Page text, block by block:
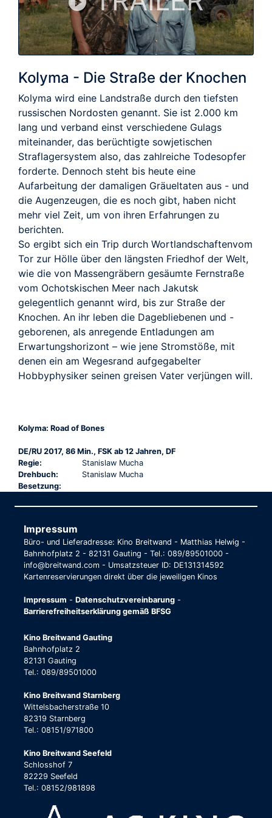
Kolyma - Die Straße der Knochen
Kolyma wird eine Landstraße durch den tiefsten
russischen Nordosten genannt. Sie ist 2.000 km
lang und verband einst verschiedene Gulags
miteinander, das berüchtigte sowjetischen
Straflagersystem also, das zahlreiche Todesopfer
forderte. Dennoch steht bis heute eine
Aufarbeitung der damaligen Gräueltaten aus - und
die Augenzeugen, die es noch gibt, haben nicht
mehr viel Zeit, um von ihren Erfahrungen zu
berichten.
So ergibt sich ein Trip durch Wortlandschaftenvom
Tor zur Hölle über den längsten Friedhof der Welt,
wie die von Massengräbern gesäumte Fernstraße
vom Ochotskischen Meer nach Jakutsk
gelegentlich genannt wird, bis zur Straße der
Knochen. An ihr leben die Dagebliebenen und -
geborenen, als anregende Entladungen am
Erwartungshorizont – wie jene Stromstöße, mit
denen ein am Wegesrand aufgegabelter
Hobbyphysiker seinen greisen Vater verjüngen will.
Kolyma: Road of Bones
DE/RU 2017, 86 Min., FSK ab 12 Jahren, DF
Regie:
Stanislaw Mucha
Drehbuch:
Stanislaw Mucha
Besetzung:
Impressum
Büro- und Lieferadresse: Kino Breitwand - Matthias Helwig -
Bahnhofplatz 2 - 82131 Gauting - Tel.: 089/89501000 -
info@breitwand.com - Umsatzsteuer ID: DE131314592
Kartenreservierungen direkt über die jeweiligen Kinos
Impressum - Datenschutzvereinbarung -
Barrierefreiheitserklärung gemäß BFSG
Kino Breitwand Gauting
Bahnhofplatz 2
82131 Gauting
Tel.: 089/89501000
Kino Breitwand Starnberg
Wittelsbacherstraße 10
82319 Starnberg
Tel.: 08151/971800
Kino Breitwand Seefeld
Schlosshof 7
82229 Seefeld
Tel.: 08152/981898